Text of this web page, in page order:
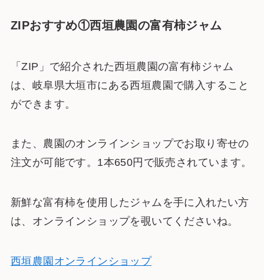
ZIPおすすめ①西垣農園の富有柿ジャム
「ZIP」で紹介された西垣農園の富有柿ジャム
は、岐阜県大垣市にある西垣農園で購入すること
ができます。
また、農園のオンラインショップでお取り寄せの
注文が可能です。1本650円で販売されています。
新鮮な富有柿を使用したジャムを手に入れたい方
は、オンラインショップを覗いてくださいね。
西垣農園オンラインショップ